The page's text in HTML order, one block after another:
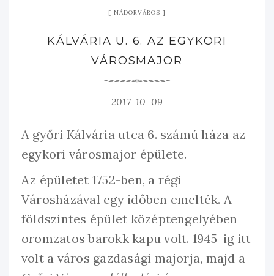
NÁDORVÁROS
KÁLVÁRIA U. 6. AZ EGYKORI
VÁROSMAJOR
2017-10-09
A győri Kálvária utca 6. számú háza az
egykori városmajor épülete.
Az épületet 1752-ben, a régi
Városházával egy időben emelték. A
földszintes épület középtengelyében
oromzatos barokk kapu volt. 1945-ig itt
volt a város gazdasági majorja, majd a